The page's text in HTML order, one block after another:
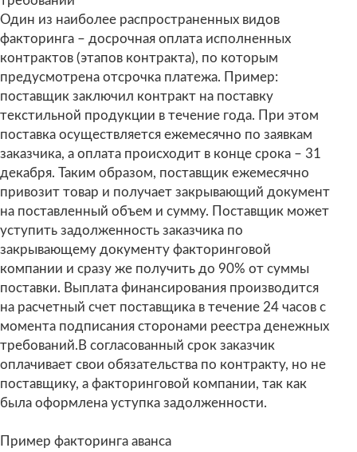
Один из наиболее распространенных видов
факторинга – досрочная оплата исполненных
контрактов (этапов контракта), по которым
предусмотрена отсрочка платежа. Пример:
поставщик заключил контракт на поставку
текстильной продукции в течение года. При этом
поставка осуществляется ежемесячно по заявкам
заказчика, а оплата происходит в конце срока – 31
декабря. Таким образом, поставщик ежемесячно
привозит товар и получает закрывающий документ
на поставленный объем и сумму. Поставщик может
уступить задолженность заказчика по
закрывающему документу факторинговой
компании и сразу же получить до 90% от суммы
поставки. Выплата финансирования производится
на расчетный счет поставщика в течение 24 часов с
момента подписания сторонами реестра денежных
требований.В согласованный срок заказчик
оплачивает свои обязательства по контракту, но не
поставщику, а факторинговой компании, так как
была оформлена уступка задолженности.
Пример факторинга аванса